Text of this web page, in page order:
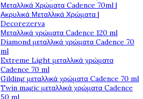
Μεταλλικά Χρώματα Cadence 70ml |
Ακρυλικά Μεταλλικά Χρώματα |
Decorezerva
Μεταλλικά χρώματα Cadence 120 ml
Diamond μεταλλικά χρώματα Cadence 70
ml
Extreme Light μεταλλικά χρώματα
Cadence 70 ml
Gilding μεταλλικά χρώματα Cadence 70 ml
Twin magic μεταλλικά χρώματα Cadence
50 ml